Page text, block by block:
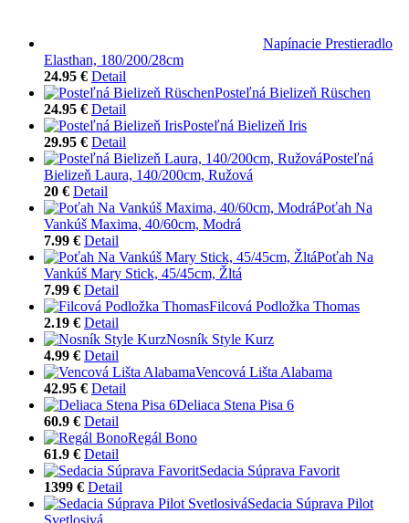
Napínacie Prestieradlo
Elasthan, 180/200/28cm
24.95 € Detail
Posteľná Bielizeň Rüschen
24.95 € Detail
Posteľná Bielizeň Iris
29.95 € Detail
Posteľná
Bielizeň Laura, 140/200cm, Ružová
20 € Detail
Poťah Na
Vankúš Maxima, 40/60cm, Modrá
7.99 € Detail
Poťah Na
Vankúš Mary Stick, 45/45cm, Žltá
7.99 € Detail
Filcová Podložka Thomas
2.19 € Detail
Nosník Style Kurz
4.99 € Detail
Vencová Lišta Alabama
42.95 € Detail
Deliaca Stena Pisa 6
60.9 € Detail
Regál Bono
61.9 € Detail
Sedacia Súprava Favorit
1399 € Detail
Sedacia Súprava Pilot
Svetlosivá